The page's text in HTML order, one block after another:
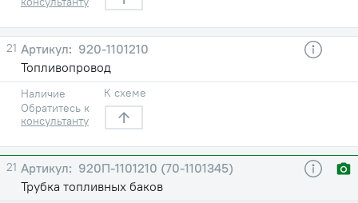
21
920-1101210
Топливопровод
Наличие
Обратитесь к
консультанту
К схеме
21
920П-1101210 (70-1101345)
Трубка топливных баков